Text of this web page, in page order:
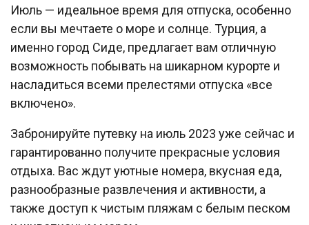
Июль — идеальное время для отпуска, особенно
если вы мечтаете о море и солнце. Турция, а
именно город Сиде, предлагает вам отличную
возможность побывать на шикарном курорте и
насладиться всеми прелестями отпуска «все
включено».
Забронируйте путевку на июль 2023 уже сейчас и
гарантированно получите прекрасные условия
отдыха. Вас ждут уютные номера, вкусная еда,
разнообразные развлечения и активности, а
также доступ к чистым пляжам с белым песком